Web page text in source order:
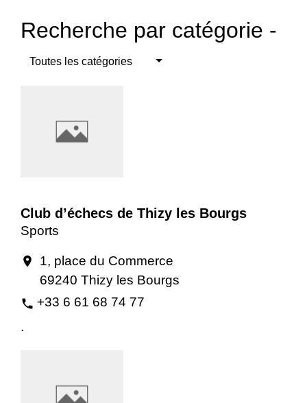
Recherche par catégorie -
Toutes les catégories
Club d’échecs de Thizy les Bourgs
Sports
location_on
1, place du Commerce
69240 Thizy les Bourgs
phone +33 6 61 68 74 77
.